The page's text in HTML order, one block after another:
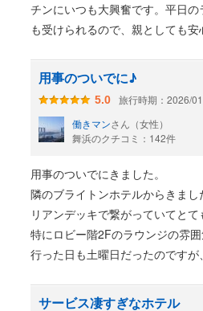
チンにいつも大興奮です。平日
も受けられるので、親としても
用事のついでに♪
5.0
旅行時期：2026/01
働きマンさん（女性）
舞浜のクチコミ：142件
用事のついでにきました。
隣のブライトンホテルからきま
リアンデッキで繋がっていてとて
特にロビー階2Fのラウンジの雰
行った日も土曜日だったのです
南仏プロヴァンスをイメージし
サービス凄すぎなホテル